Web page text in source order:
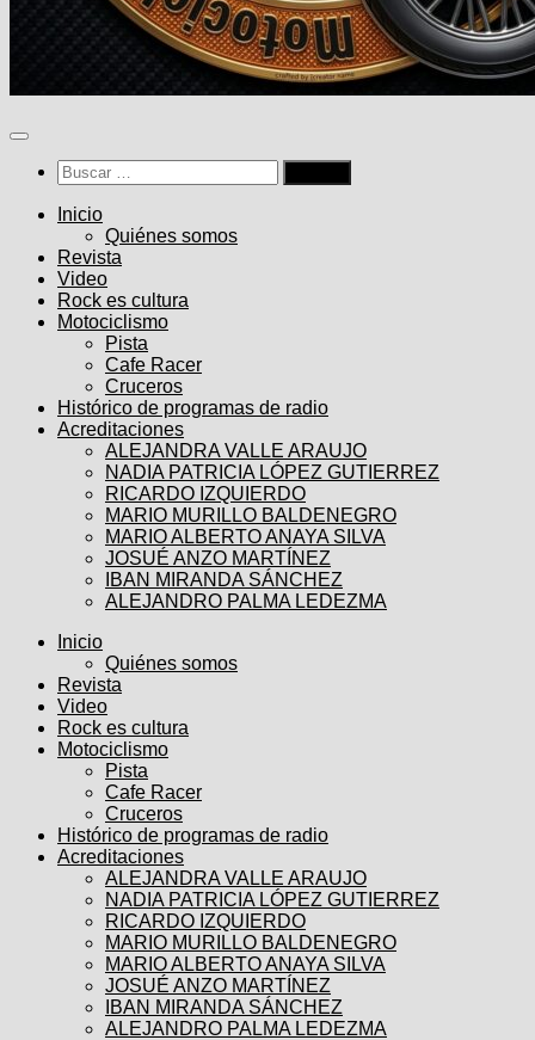
Buscar:
Inicio
Quiénes somos
Revista
Video
Rock es cultura
Motociclismo
Pista
Cafe Racer
Cruceros
Histórico de programas de radio
Acreditaciones
ALEJANDRA VALLE ARAUJO
NADIA PATRICIA LÓPEZ GUTIERREZ
RICARDO IZQUIERDO
MARIO MURILLO BALDENEGRO
MARIO ALBERTO ANAYA SILVA
JOSUÉ ANZO MARTÍNEZ
IBAN MIRANDA SÁNCHEZ
ALEJANDRO PALMA LEDEZMA
Inicio
Quiénes somos
Revista
Video
Rock es cultura
Motociclismo
Pista
Cafe Racer
Cruceros
Histórico de programas de radio
Acreditaciones
ALEJANDRA VALLE ARAUJO
NADIA PATRICIA LÓPEZ GUTIERREZ
RICARDO IZQUIERDO
MARIO MURILLO BALDENEGRO
MARIO ALBERTO ANAYA SILVA
JOSUÉ ANZO MARTÍNEZ
IBAN MIRANDA SÁNCHEZ
ALEJANDRO PALMA LEDEZMA